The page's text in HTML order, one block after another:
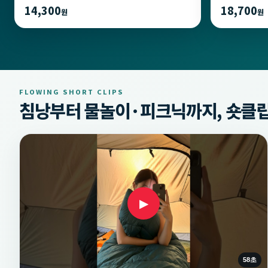
14,300원 18,700원
FLOWING SHORT CLIPS
침낭부터 물놀이·피크닉까지, 숏클
▶
58초